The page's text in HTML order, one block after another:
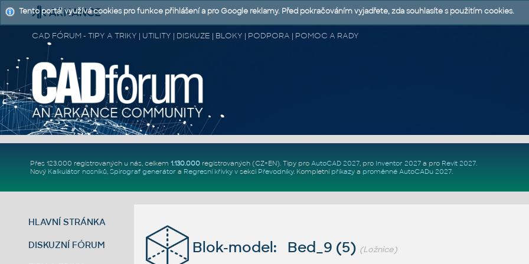
CAD FÓRUM - TIPY A TRIKY | UTILITY | DISKUZE | BLOKY | PODPORA | POMOC A RADY
Přes 123.000 registrovaných u nás, celkem 1.130.000registrovaných (CZ+EN). Tipy pro AutoCAD 2027, pro Inventor 2027a pro Revit 2027.
Nový Kalkulátor nosníků, Spirograf generátor a Regresní křivkyv sekci Převodníky. Kompletní příkazya proměnné AutoCADu 2027.
HLAVNÍ STRÁNKA
DISKUZNÍ FÓRUM Blok-model: Bed_9 (5) (Ložnice)
Tento portál využívá cookies pro funkce přihlášení a pro Google reklamy. Před pokračováním vyjadřete, zda souhlasíte s použitím cookies.